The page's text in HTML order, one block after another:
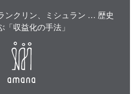
ンクリン、ミシュラン … 歴史
「収益化の手法」